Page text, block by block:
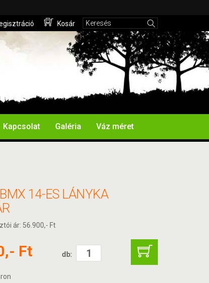
Kosár
Kapcsolat Galéria Váz méret
14-ES LÁNYKA
ár: 56.900,- Ft
Ft db: